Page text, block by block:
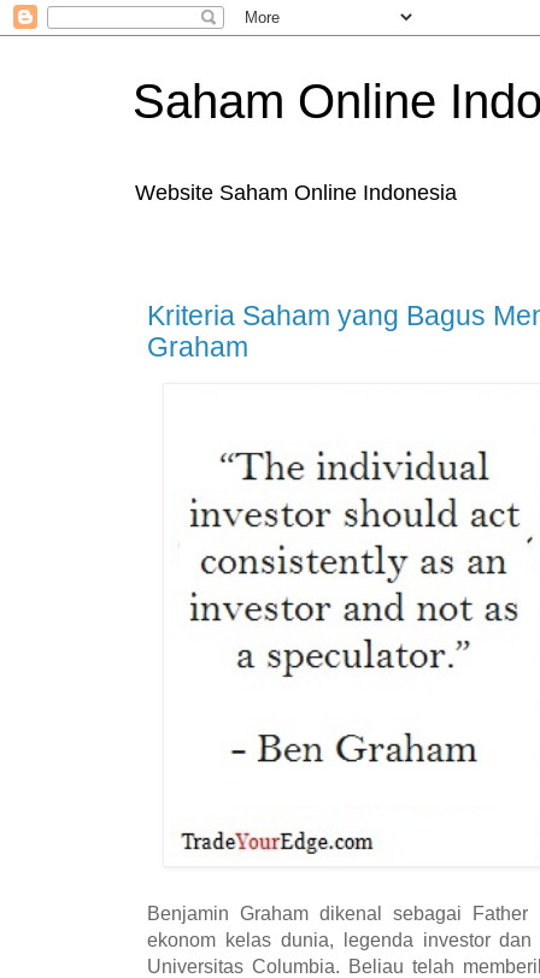
Saham Online
Website Saham Online Indonesia
Kriteria Saham yang Bagus
Graham
Benjamin Graham dikenal sebagai
ekonom kelas dunia, legenda investor
Universitas Columbia. Beliau telah